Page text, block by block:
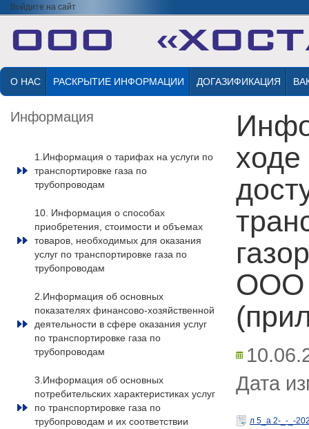
Войдите на сайт
О НАС РАСКРЫТИЕ ИНФОРМАЦИИ ДОГАЗИФИКАЦИЯ
Информация
1.Информация о тарифах на услуги по
транспортировке газа по
трубопроводам
10. Информация о способах
приобретения, стоимости и объемах
товаров, необходимых для оказания
услуг по транспортировке газа по
трубопроводам
2.Информация об основных
показателях финансово-хозяйственной
деятельности в сфере оказания услуг
по транспортировке газа по
трубопроводам
3.Информация об основных
потребительских характеристиках услуг
по транспортировке газа по
трубопроводам и их соответствии
ходе
ООО
Дата
л 5_а 2-_-_-